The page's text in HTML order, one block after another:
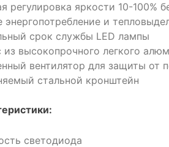
регулировка яркости 10-100%
энергопотребление и
срок службы LED лампы
из высокопрочного легкого
вентилятор для защиты от
стальной кронштейн
светодиода